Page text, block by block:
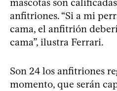
mascotas son
anfitriones. “Si a mi
cama, el anfitrión
cama”, ilustra Ferrari.
Son 24 los anfitriones
momento, que serán